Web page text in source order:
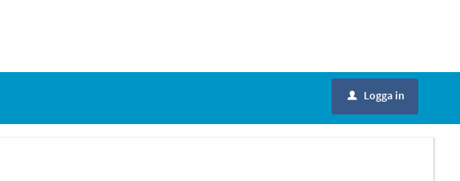
u Logga in